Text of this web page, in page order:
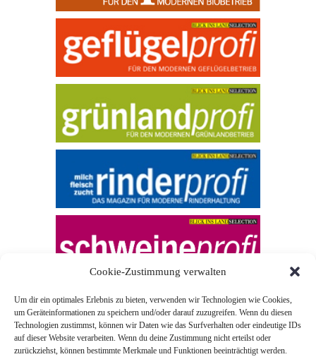
Cookie-Zustimmung verwalten
Um dir ein optimales Erlebnis zu bieten, verwenden wir Technologien wie Cookies,
um Geräteinformationen zu speichern und/oder darauf zuzugreifen. Wenn du diesen
Technologien zustimmst, können wir Daten wie das Surfverhalten oder eindeutige IDs
auf dieser Website verarbeiten. Wenn du deine Zustimmung nicht erteilst oder
zurückziehst, können bestimmte Merkmale und Funktionen beeinträchtigt werden.